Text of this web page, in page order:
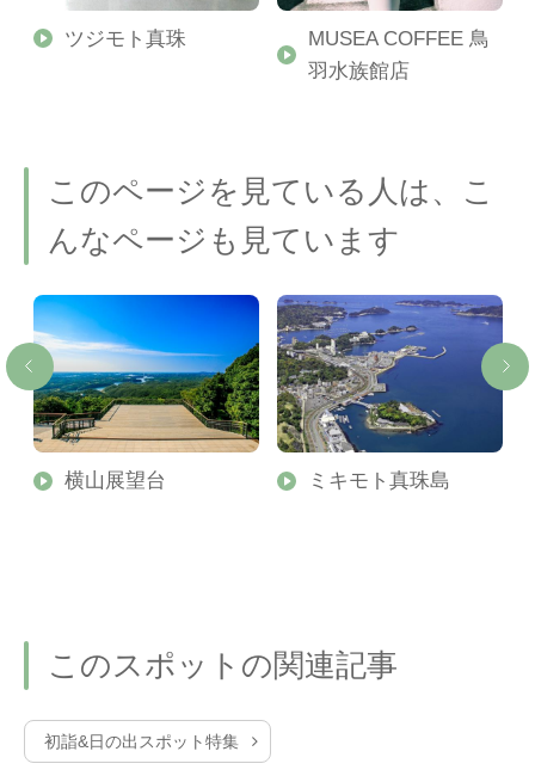
ツジモト真珠
MUSEA COFFEE 鳥
羽水族館店
このページを見ている人は、こ
んなページも見ています
横山展望台 ミキモト真珠島
このスポットの関連記事
初詣&日の出スポット特集